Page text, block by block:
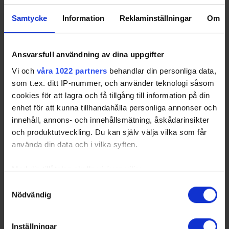
Samtycke Information Reklaminställningar Om
Ansvarsfull användning av dina uppgifter
Vi och våra 1022 partners behandlar din personliga data,
som t.ex. ditt IP-nummer, och använder teknologi såsom
cookies för att lagra och få tillgång till information på din
enhet för att kunna tillhandahålla personliga annonser och
innehåll, annons- och innehållsmätning, åskådarinsikter
och produktutveckling. Du kan själv välja vilka som får
använda din data och i vilka syften.
Med din tillåtelse skulle vi även vilja:
som kan ha en noggrannhet på upp till flera meter
Nödvändig
Inställningar